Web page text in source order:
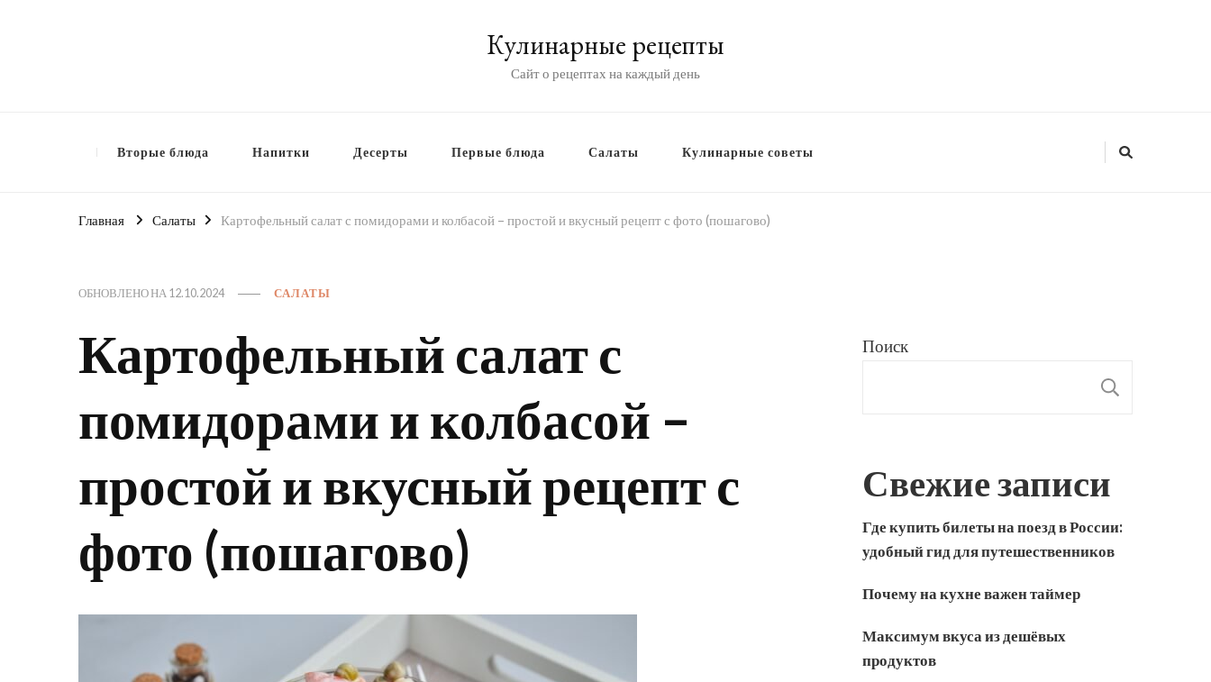
Кулинарные рецепты
Сайт о рецептах на каждый день
Вторые блюда Напитки Десерты Первые блюда Салаты Кулинарные советы
Главная Салаты Картофельный салат с помидорами и колбасой – простой и вкусный рецепт с фото (пошагово)
ОБНОВЛЕНО НА 12.10.2024 САЛАТЫ
Картофельный салат с
помидорами и колбасой –
простой и вкусный рецепт с
фото (пошагово)
Поиск
Свежие записи
Где купить билеты на поезд в России:
удобный гид для путешественников
Почему на кухне важен таймер
Максимум вкуса из дешёвых
продуктов